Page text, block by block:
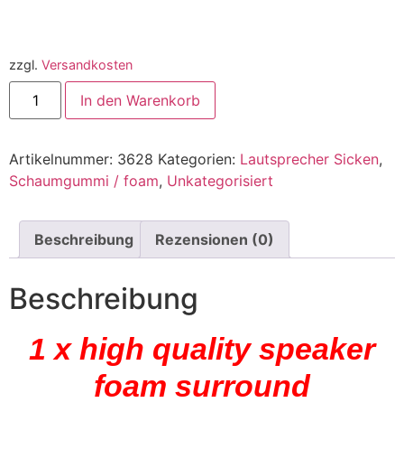
zzgl. Versandkosten
In den Warenkorb
Artikelnummer: 3628 Kategorien: Lautsprecher Sicken,
Schaumgummi / foam, Unkategorisiert
Beschreibung Rezensionen (0)
Beschreibung
1 x high quality speaker
foam surround